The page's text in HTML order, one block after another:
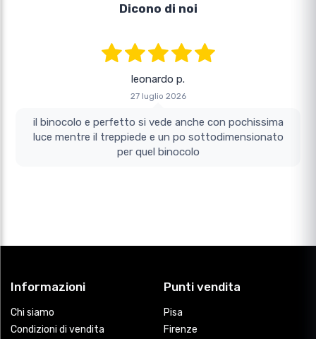
Dicono di noi
leonardo p.
27 luglio 2026
il binocolo e perfetto si vede anche con pochissima
luce mentre il treppiede e un po sottodimensionato
per quel binocolo
Informazioni
Chi siamo
Condizioni di vendita
Punti vendita
Pisa
Firenze